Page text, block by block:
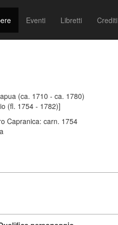
Eventi Libretti Crediti
(ca. 1710 - ca. 1780)
(fl. 1754 - 1782)]
Capranica: carn. 1754